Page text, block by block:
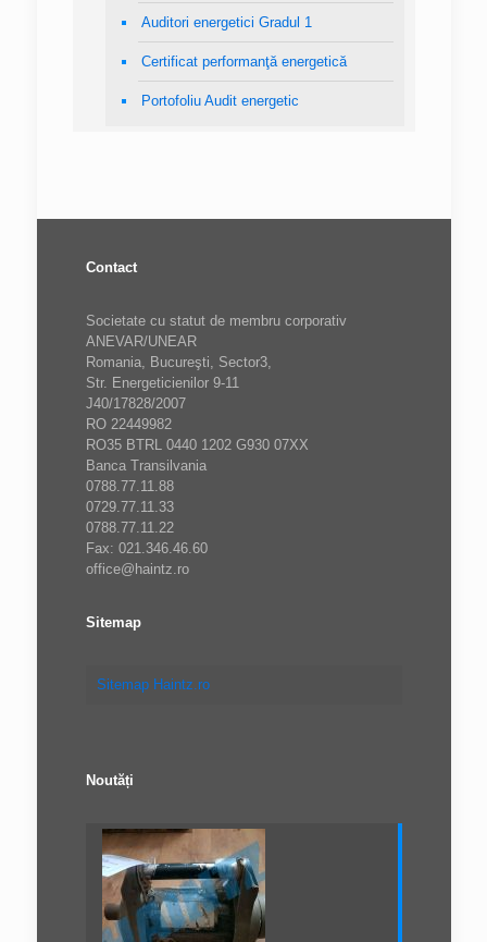
Auditori energetici Gradul 1
Certificat performanţă energetică
Portofoliu Audit energetic
Contact
Societate cu statut de membru corporativ
ANEVAR/UNEAR
Romania, Bucureşti, Sector3,
Str. Energeticienilor 9-11
J40/17828/2007
RO 22449982
RO35 BTRL 0440 1202 G930 07XX
Banca Transilvania
0788.77.11.88
0729.77.11.33
0788.77.11.22
Fax: 021.346.46.60
office@haintz.ro
Sitemap
Sitemap Haintz.ro
Noutăți